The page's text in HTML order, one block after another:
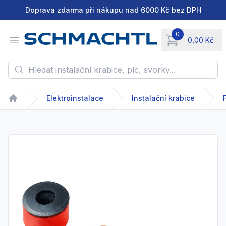
Doprava zdarma při nákupu nad 6000 Kč bez DPH
Open menu
0
0,00 Kč
items in cart,
Hledat instalační krabice, plc, svorky...
Home
Elektroinstalace Instalační krabice